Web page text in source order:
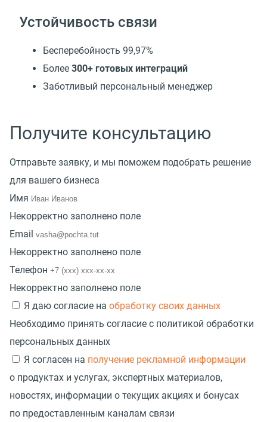
Устойчивость связи
Бесперебойность 99,97%
Более 300+ готовых интеграций
Заботливый персональный менеджер
Получите консультацию
Отправьте заявку, и мы поможем подобрать решение
для вашего бизнеса
Имя
Некорректно заполнено поле
Email
Некорректно заполнено поле
Телефон
Некорректно заполнено поле
Я даю согласие на обработку своих данных
Необходимо принять согласие с политикой обработки
персональных данных
Я согласен на получение рекламной информации
о продуктах и услугах, экспертных материалов,
новостях, информации о текущих акциях и бонусах
по предоставленным каналам связи